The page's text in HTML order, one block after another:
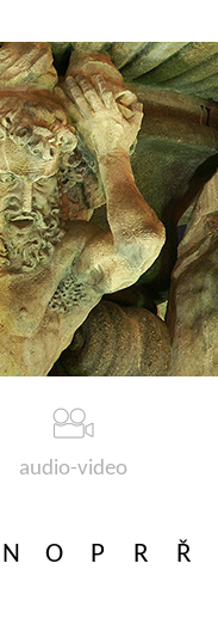
audio-video
N O P R Ř